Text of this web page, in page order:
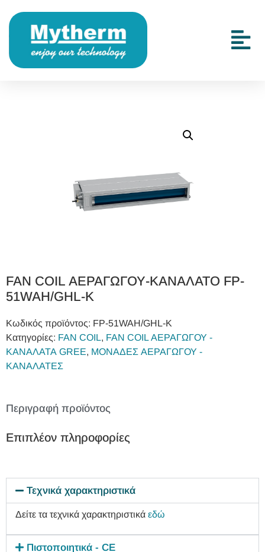
FAN COIL ΑΕΡΑΓΩΓΟΥ-ΚΑΝΑΛΑΤΟ FP-
51WAH/GHL-K
Κωδικός προϊόντος: FP-51WAH/GHL-K
Κατηγορίες: FAN COIL, FAN COIL ΑΕΡΑΓΩΓΟΥ -
ΚΑΝΑΛΑΤΑ GREE, ΜΟΝΑΔΕΣ ΑΕΡΑΓΩΓΟΥ -
ΚΑΝΑΛΑΤΕΣ
Περιγραφή προϊόντος
Επιπλέον πληροφορίες
Τεχνικά χαρακτηριστικά
Δείτε τα τεχνικά χαρακτηριστικά εδώ
Πιστοποιητικά - CE